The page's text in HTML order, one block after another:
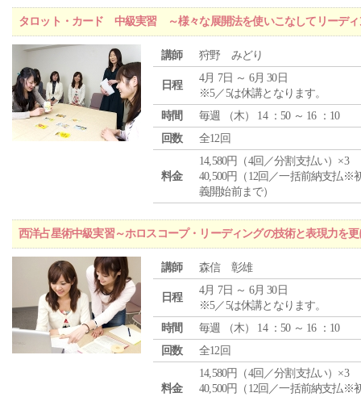
タロット・カード 中級実習 ～様々な展開法を使いこなしてリーディ
講師 狩野 みどり
日程
4月 7日 ～ 6月 30日
※5／5は休講となります。
時間
毎週 （木） 14 ：50 ～ 16 ：10
回数
全12回
料金
14,580円（4回／分割支払い）×3
40,500円（12回／一括前納支払※
義開始前まで）
西洋占星術中級実習～ホロスコープ・リーディングの技術と表現力を
講師 森信 彰雄
日程
4月 7日 ～ 6月 30日
※5／5は休講となります。
時間
毎週 （木） 14 ：50 ～ 16 ：10
回数
全12回
料金
14,580円（4回／分割支払い）×3
40,500円（12回／一括前納支払※